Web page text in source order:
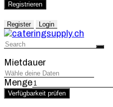
Registrieren
Register Login
Mietdauer
Menge
Verfügbarkeit prüfen